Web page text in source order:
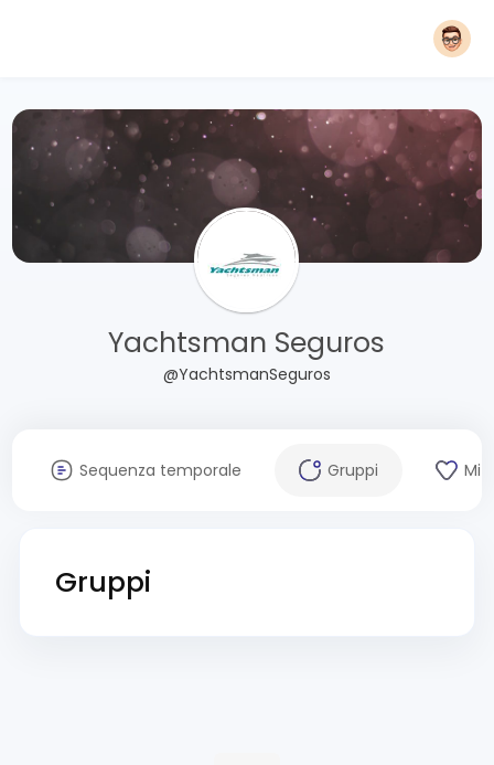
Yachtsman Seguros
@YachtsmanSeguros
Sequenza temporale Gruppi Mi
Gruppi